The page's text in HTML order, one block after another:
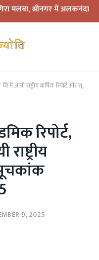
श्रीनगर में अलकनंदा का
वार्षिक रिपोर्ट और सूचकांक (एनएआरआई) 2025
रिपोर्ट,
सूचकांक
9, 2025